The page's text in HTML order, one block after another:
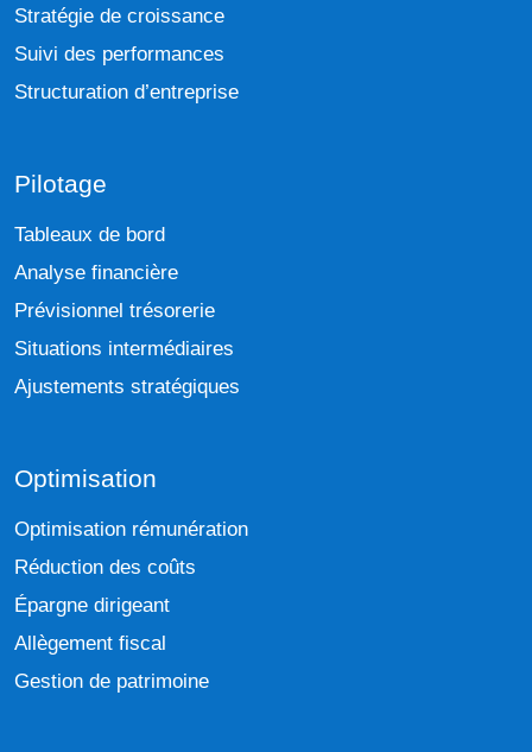
Stratégie de croissance
Suivi des performances
Structuration d’entreprise
Pilotage
Tableaux de bord
Analyse financière
Prévisionnel trésorerie
Situations intermédiaires
Ajustements stratégiques
Optimisation
Optimisation rémunération
Réduction des coûts
Épargne dirigeant
Allègement fiscal
Gestion de patrimoine